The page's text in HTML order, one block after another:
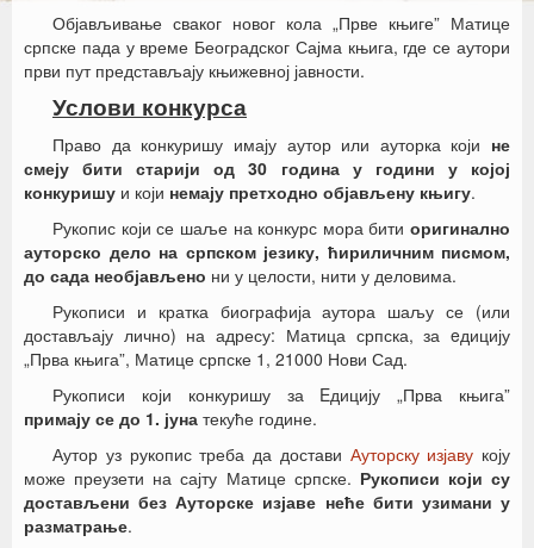
Објављивање сваког новог кола „Прве књиге” Матице
српске пада у време Београдског Сајма књига, где се аутори
први пут представљају књижевној јавности.
Услови конкурса
Право да конкуришу имају аутор или ауторка који не
смеју бити старији од 30 година у години у којој
конкуришу и који немају претходно објављену књигу.
Рукопис који се шаље на конкурс мора бити оригинално
ауторско дело на српском језику, ћириличним писмом,
до сада необјављено ни у целости, нити у деловима.
Рукописи и кратка биографија аутора шаљу се (или
достављају лично) на адресу: Матица српска, за eдицију
„Прва књига”, Матице српске 1, 21000 Нови Сад.
Рукописи који конкуришу за Eдицију „Прва књига”
примају се до 1. јуна текуће године.
Аутор уз рукопис треба да достави Ауторску изјаву коју
може преузети на сајту Матице српске. Рукописи који су
достављени без Ауторске изјаве неће бити узимани у
разматрање.